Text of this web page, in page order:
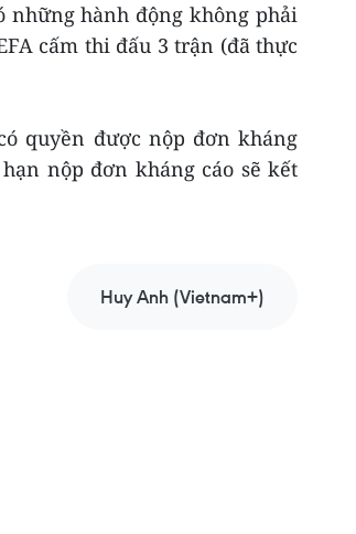
những hành động không phải
cấm thi đấu 3 trận (đã thực
quyền được nộp đơn kháng
nộp đơn kháng cáo sẽ kết
Huy Anh (Vietnam+)